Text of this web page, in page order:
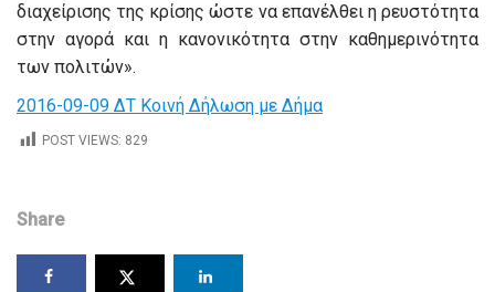
διαχείρισης της κρίσης ώστε να επανέλθει η ρευστότητα
στην αγορά και η κανονικότητα στην καθημερινότητα
των πολιτών».
2016-09-09 ΔΤ Κοινή Δήλωση με Δήμα
POST VIEWS: 829
Share